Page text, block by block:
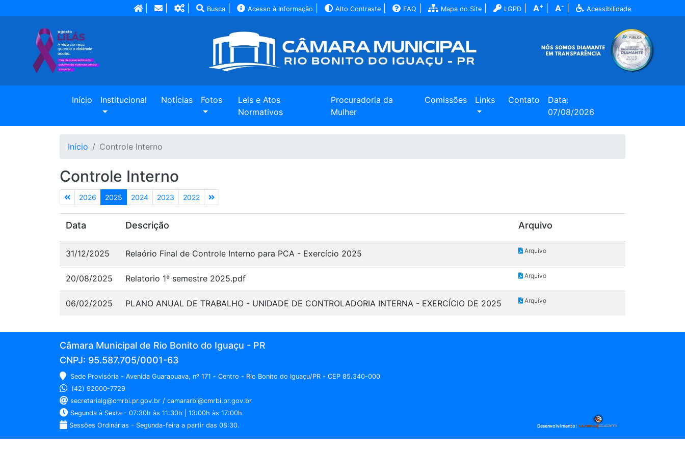
| Busca Acesso à Informação Alto Contraste FAQ Mapa do Site LGPD A+ A- Acessibilidade
Início (current)
Institucional Notícias Fotos
Leis e Atos
Normativos
Procuradoria da
Mulher
Comissões Links Contato
Data:
07/08/2026
Início Controle Interno
Controle Interno
2026 2025 2024 2023 2022
Data Descrição Arquivo
31/12/2025 Relaório Final de Controle Interno para PCA - Exercício 2025 Arquivo
20/08/2025 Relatorio 1º semestre 2025.pdf Arquivo
06/02/2025 PLANO ANUAL DE TRABALHO - UNIDADE DE CONTROLADORIA INTERNA - EXERCÍCIO DE 2025 Arquivo
Câmara Municipal de Rio Bonito do Iguaçu - PR
CNPJ: 95.587.705/0001-63
Sede Provisória - Avenida Guarapuava, nº 171 - Centro - Rio Bonito do Iguaçu/PR - CEP 85.340-000
(42) 92000-7729
secretarialg@cmrbi.pr.gov.br / camararbi@cmrbi.pr.gov.br
Segunda à Sexta - 07:30h às 11:30h | 13:00h às 17:00h.
Sessões Ordinárias - Segunda-feira a partir das 08:30.